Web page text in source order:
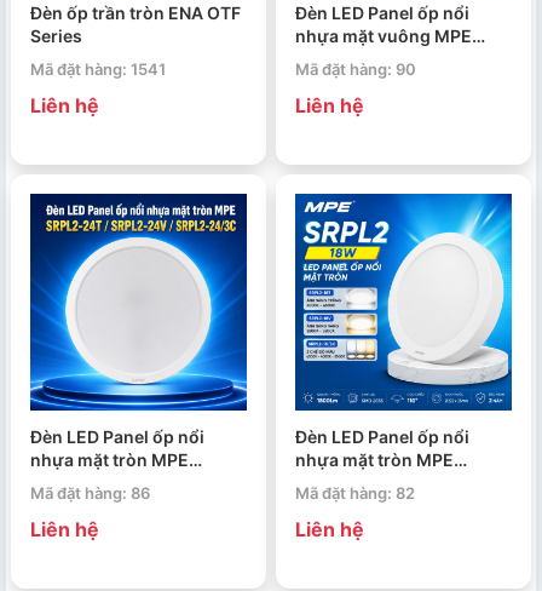
Đèn ốp trần tròn ENA OTF
Series
Mã đặt hàng: 1541
Liên hệ
Đèn LED Panel ốp nổi
nhựa mặt vuông MPE
SSPL2-24T/SSPL2-
24V/SSPL2-24/3C 24W
Mã đặt hàng: 90
Liên hệ
Đèn LED Panel ốp nổi
nhựa mặt tròn MPE
SRPL2-24T/SRPL2-
24V/SRPL2-24/3C 24W
Mã đặt hàng: 86
Liên hệ
Đèn LED Panel ốp nổi
nhựa mặt tròn MPE
SRPL2-18T/SRPL2-
18V/SRPL2-18/3C 18W
Mã đặt hàng: 82
Liên hệ